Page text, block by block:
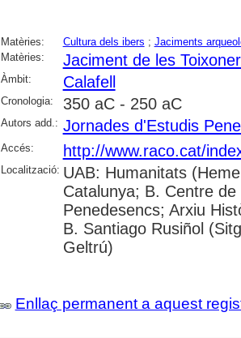
Matèries: Cultura dels ibers ; Jaciments
Matèries:
Jaciment de les
Àmbit: Calafell
Cronologia: 350 aC - 250 aC
Autors add.: Jornades d'Estudis
Accés: http://www.raco.cat/
Localització: UAB: Humanitats
Catalunya; B. Centre
Penedesencs; Arxiu
B. Santiago Rusiñol
Geltrú)
Enllaç permanent a aquest